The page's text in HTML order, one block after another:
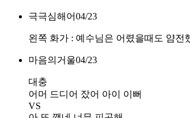
극극심해어04/23
왼쪽 화가 : 예수님은 어렸을때도 얌전
마음의거울04/23
대충
어머 드디어 잤어 아이 이뻐
VS